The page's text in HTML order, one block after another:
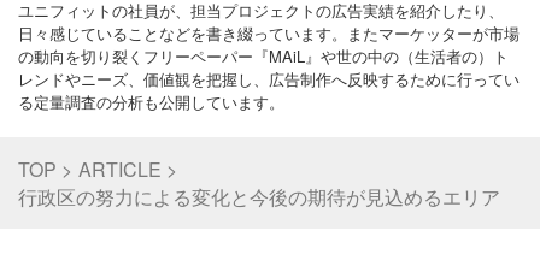
ユニフィットの社員が、担当プロジェクトの広告実績を紹介したり、
日々感じていることなどを書き綴っています。またマーケッターが市場
の動向を切り裂くフリーペーパー『MAiL』や世の中の（生活者の）ト
レンドやニーズ、価値観を把握し、広告制作へ反映するために行ってい
る定量調査の分析も公開しています。
TOP
ARTICLE
行政区の努力による変化と今後の期待が見込めるエリア